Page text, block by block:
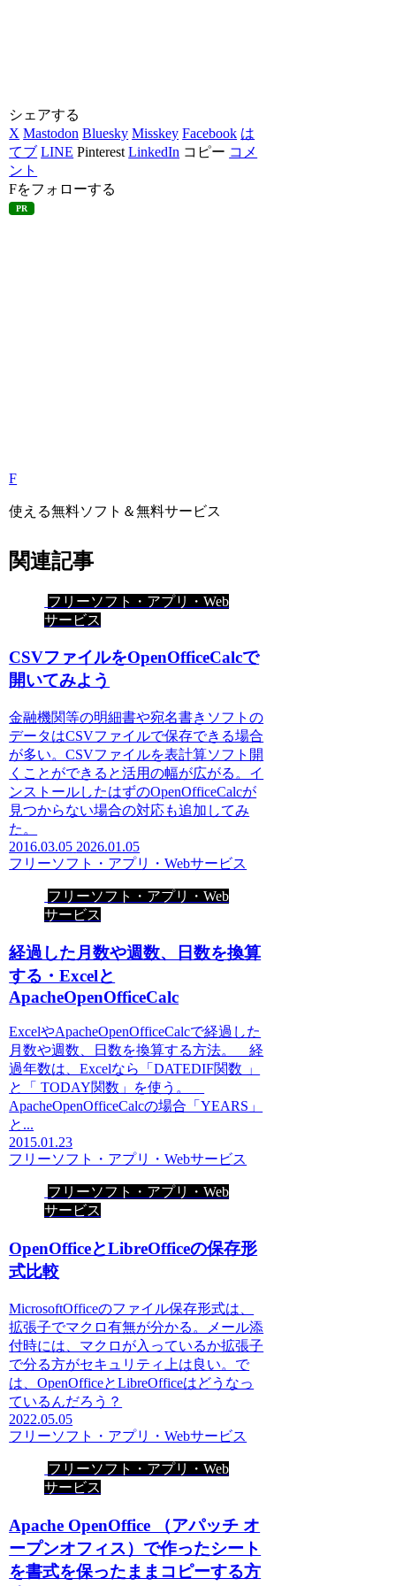
シェアする
X Mastodon Bluesky Misskey Facebook は
てブ LINE Pinterest LinkedIn コピー コメ
ント
Fをフォローする
PR
F
使える無料ソフト＆無料サービス
関連記事
フリーソフト・アプリ・Web
サービス
CSVファイルをOpenOfficeCalcで
開いてみよう
金融機関等の明細書や宛名書きソフトの
データはCSVファイルで保存できる場合
が多い。CSVファイルを表計算ソフト開
くことができると活用の幅が広がる。イ
ンストールしたはずのOpenOfficeCalcが
見つからない場合の対応も追加してみ
た。
2016.03.05 2026.01.05
フリーソフト・アプリ・Webサービス
フリーソフト・アプリ・Web
サービス
経過した月数や週数、日数を換算
する・Excelと
ApacheOpenOfficeCalc
ExcelやApacheOpenOfficeCalcで経過した
月数や週数、日数を換算する方法。 経
過年数は、Excelなら「DATEDIF関数 」
と「 TODAY関数」を使う。
ApacheOpenOfficeCalcの場合「YEARS」
と...
2015.01.23
フリーソフト・アプリ・Webサービス
フリーソフト・アプリ・Web
サービス
OpenOfficeとLibreOfficeの保存形
式比較
MicrosoftOfficeのファイル保存形式は、
拡張子でマクロ有無が分かる。メール添
付時には、マクロが入っているか拡張子
で分る方がセキュリティ上は良い。で
は、OpenOfficeとLibreOfficeはどうなっ
ているんだろう？
2022.05.05
フリーソフト・アプリ・Webサービス
フリーソフト・アプリ・Web
サービス
Apache OpenOffice （アパッチ オ
ープンオフィス）で作ったシート
を書式を保ったままコピーする方